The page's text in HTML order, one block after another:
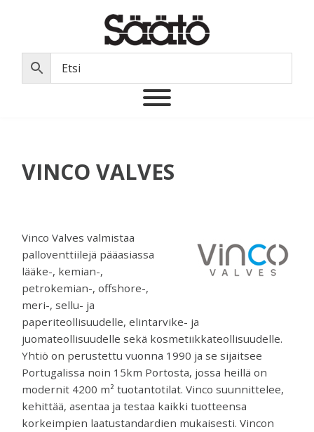
Säätö
Oy
Ab
suomalainen
joka
markkinoi
myös
venttiilejä
ja
mittareita.
VINCO VALVES
Vinco Valves valmistaa
palloventtiilejä pääasiassa
lääke-, kemian-,
petrokemian-, offshore-,
meri-, sellu- ja
paperiteollisuudelle, elintarvike- ja
juomateollisuudelle sekä kosmetiikkateollisuudelle.
Yhtiö on perustettu vuonna 1990 ja se sijaitsee
Portugalissa noin 15km Portosta, jossa heillä on
modernit 4200 m² tuotantotilat. Vinco suunnittelee,
kehittää, asentaa ja testaa kaikki tuotteensa
korkeimpien laatustandardien mukaisesti. Vincon